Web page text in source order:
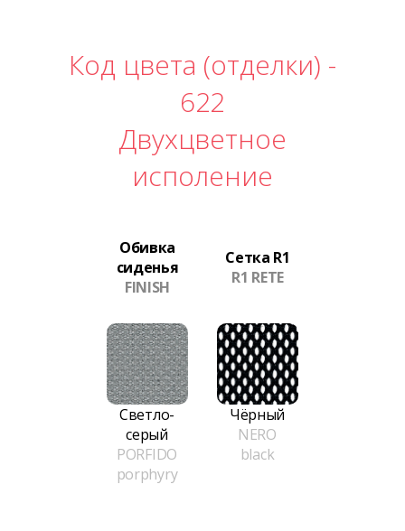
Код цвета (отделки) -
622
Двухцветное
исполение
Обивка
сиденья
FINISH
Сетка R1
R1 RETE
Светло-
серый
PORFIDO
porphyry
Чёрный
NERO
black